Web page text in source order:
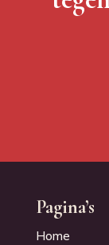
Pagina’s
Home